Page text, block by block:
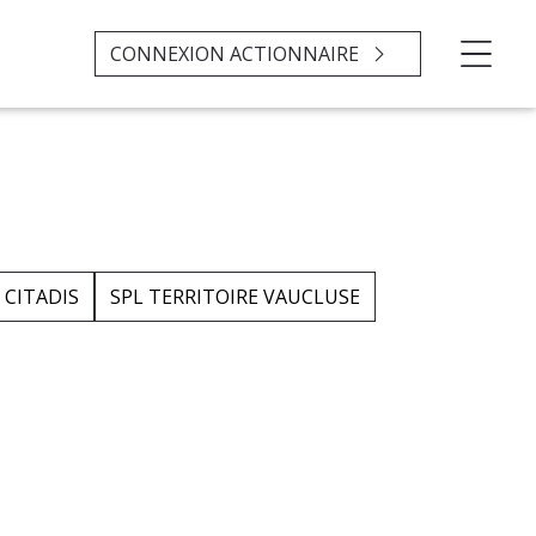
CONNEXION ACTIONNAIRE
CITADIS SPL TERRITOIRE VAUCLUSE